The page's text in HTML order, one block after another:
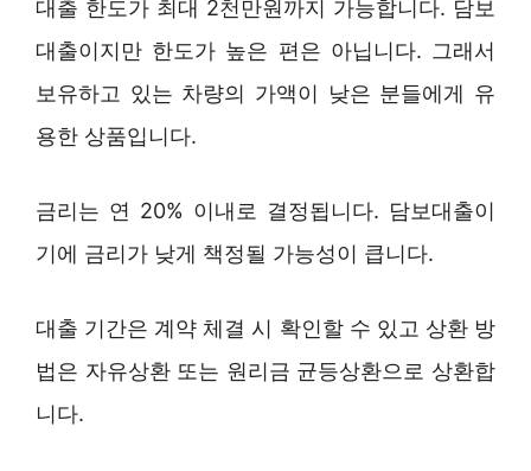
대출 한도가 최대 2천만원까지 가능합니다. 담보
대출이지만 한도가 높은 편은 아닙니다. 그래서
보유하고 있는 차량의 가액이 낮은 분들에게 유
용한 상품입니다.
금리는 연 20% 이내로 결정됩니다. 담보대출이
기에 금리가 낮게 책정될 가능성이 큽니다.
대출 기간은 계약 체결 시 확인할 수 있고 상환 방
법은 자유상환 또는 원리금 균등상환으로 상환합
니다.